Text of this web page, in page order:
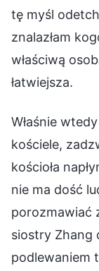
tę myśl
znalazłam
właściwą
łatwiejsza.
Właśnie
kościele,
kościoła
nie ma dość
porozmawiać
siostry Zhang
podlewaniem